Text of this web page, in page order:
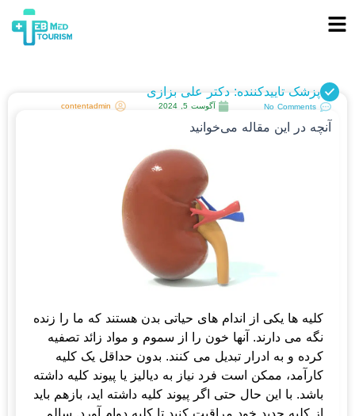
پزشک تاییدکننده: دکتر علی بزازی
No Comments آگوست 5, 2024 contentadmin
آنچه در این مقاله می‌خوانید
کلیه ها یکی از اندام های حیاتی بدن هستند که ما را زنده
نگه می دارند. آنها خون را از سموم و مواد زائد تصفیه
کرده و به ادرار تبدیل می کنند. بدون حداقل یک کلیه
کارآمد، ممکن است فرد نیاز به دیالیز یا پیوند کلیه داشته
باشد. با این حال حتی اگر پیوند کلیه داشته اید، بازهم باید
از کلیه جدید خود مراقبت کنید تا کلیه دوام آورد. سالم